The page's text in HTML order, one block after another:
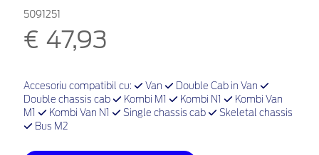
5091251
€ 47,93
Accesoriu compatibil cu: Van
Double Cab in Van
Double chassis cab
Kombi M1 Kombi N1
Kombi Van
M1
Kombi Van N1 Single chassis cab
Skeletal chassis
Bus M2